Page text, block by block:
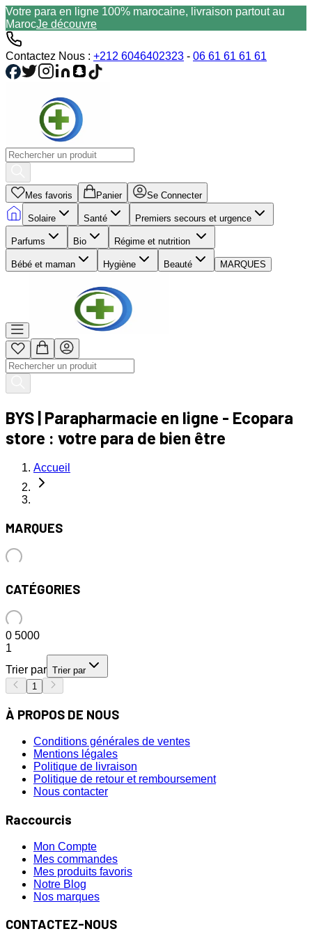
Votre para en ligne 100% marocaine, livraison partout au
MarocJe découvre
Contactez Nous : +212 6046402323 - 06 61 61 61 61
Mes favoris Panier Se Connecter
Solaire Santé Premiers secours et urgence
Parfums Bio Régime et nutrition
Bébé et maman Hygiène Beauté MARQUES
BYS | Parapharmacie en ligne - Ecopara
store : votre para de bien être
Accueil
MARQUES
CATÉGORIES
0 5000
1
Trier par Trier par
1
À PROPOS DE NOUS
Conditions générales de ventes
Mentions légales
Politique de livraison
Politique de retour et remboursement
Nous contacter
Raccourcis
Mon Compte
Mes commandes
Mes produits favoris
Notre Blog
Nos marques
CONTACTEZ-NOUS